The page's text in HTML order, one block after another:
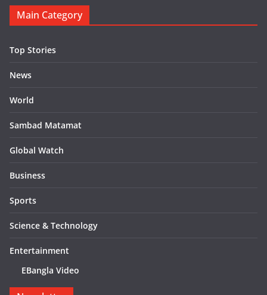
Main Category
Top Stories
News
World
Sambad Matamat
Global Watch
Business
Sports
Science & Technology
Entertainment
EBangla Video